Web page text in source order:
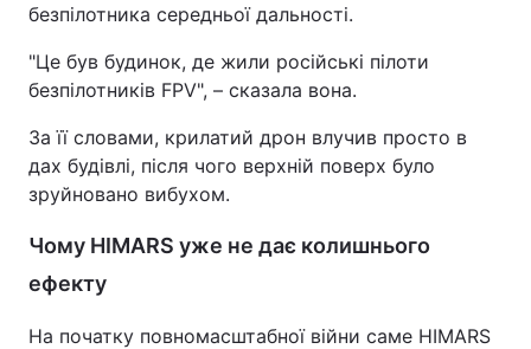
безпілотника середньої дальності.
"Це був будинок, де жили російські пілоти
безпілотників FPV", – сказала вона.
За її словами, крилатий дрон влучив просто в
дах будівлі, після чого верхній поверх було
зруйновано вибухом.
Чому HIMARS уже не дає колишнього
ефекту
На початку повномасштабної війни саме HIMARS